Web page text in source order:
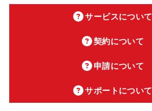
サービスについて
契約について
申請について
サポートについて